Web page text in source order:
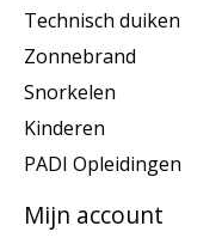
Technisch duiken
Zonnebrand
Snorkelen
Kinderen
PADI Opleidingen
Mijn account